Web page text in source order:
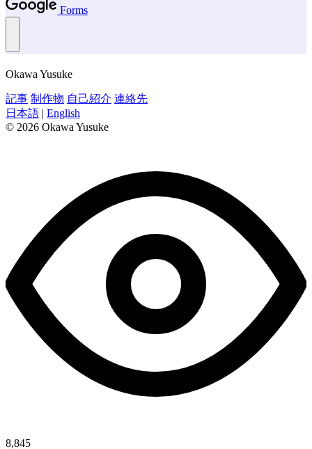
Okawa Yusuke
記事 制作物 自己紹介 連絡先
日本語 | English
© 2026 Okawa Yusuke
8,845